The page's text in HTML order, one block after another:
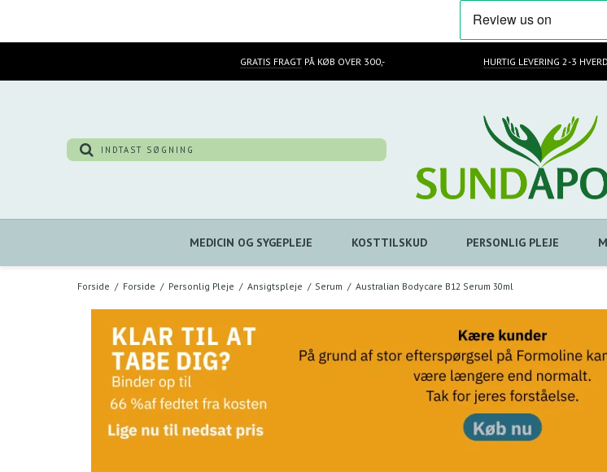
GRATIS FRAGTPÅ KØB OVER 300,- HURTIG LEVERING 2-3
MEDICIN OG SYGEPLEJE KOSTTILSKUD PERSONLIG PLEJE
Forside / Forside / Personlig Pleje / Ansigtspleje / Serum / Australian Bodycare B12 Serum 30ml